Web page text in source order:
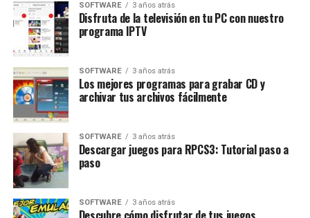
SOFTWARE 3 años atrás
Disfruta de la televisión en tu PC con nuestro
programa IPTV
SOFTWARE 3 años atrás
Los mejores programas para grabar CD y
archivar tus archivos fácilmente
SOFTWARE 3 años atrás
Descargar juegos para RPCS3: Tutorial paso a
paso
SOFTWARE 3 años atrás